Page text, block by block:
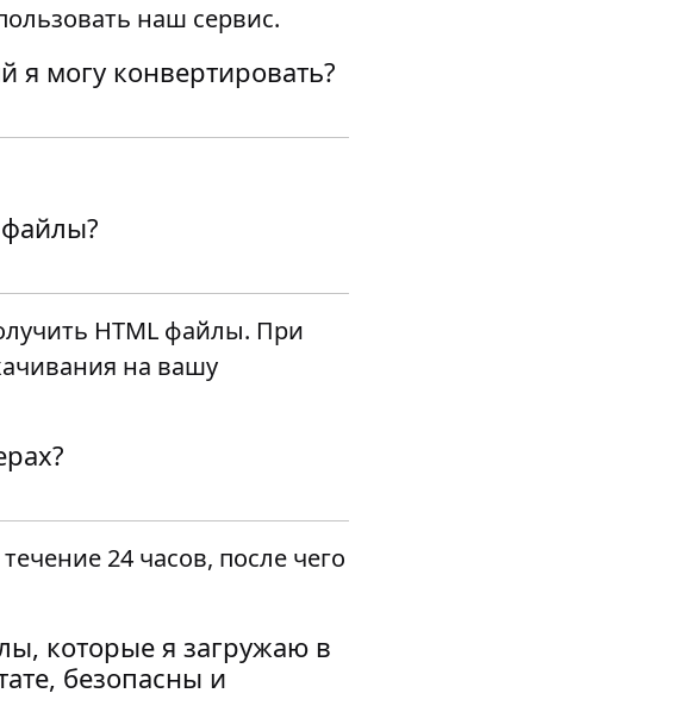
наш сервис.
я могу конвертировать?
HTML файлы. При
на вашу
24 часов, после чего
которые я загружаю в
безопасны и